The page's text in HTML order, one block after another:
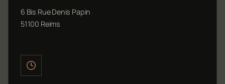
6 Bis Rue Denis Papin
51100 Reims